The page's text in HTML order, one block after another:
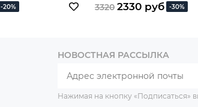
-20% 3320 2330 руб -30%
НОВОСТНАЯ РАССЫЛКА
Нажимая на кнопку «Подписаться»